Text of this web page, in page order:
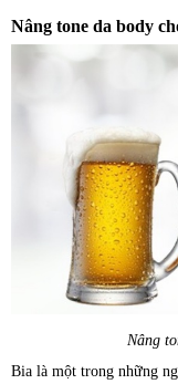
Nâng tone da body
Nâng
Bia là một trong những